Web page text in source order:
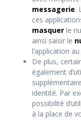
messagerie.
ces
masquer le
ainsi saisir le
l’application
De plus,
également
identité. Par
possibilité
à la place de